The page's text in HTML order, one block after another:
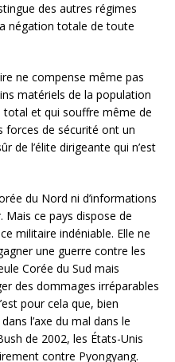
des autres régimes
négation totale de toute
ne compense même pas
matériels de la population
total et qui souffre même de
forces de sécurité ont un
de l’élite dirigeante qui n’est
du Nord ni d’informations
ce pays dispose de
militaire indéniable. Elle ne
une guerre contre les
Corée du Sud mais
des dommages irréparables
pour cela que, bien
l’axe du mal dans le
de 2002, les États-Unis
contre Pyongyang.